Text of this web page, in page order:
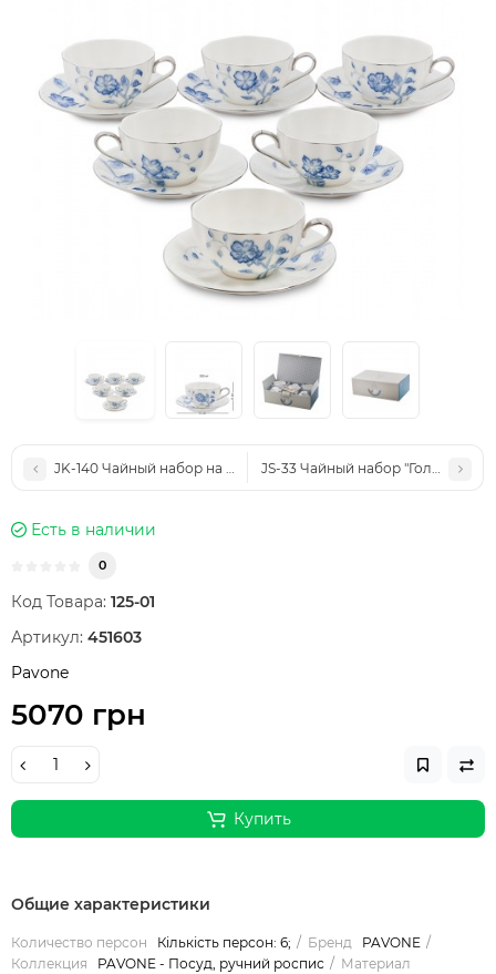
JK-140 Чайный набор на 2 перс. "Цветочный джаз" (Jazz Floreale
JS-33 Чайный набор "Голубая
Есть в наличии
0
Код Товара: 125-01
Артикул: 451603
Pavone
5070 грн
Купить
Общие характеристики
Количество персон Кількість персон: 6; Бренд
PAVONE
Коллекция
PAVONE - Посуд, ручний роспис
Материал